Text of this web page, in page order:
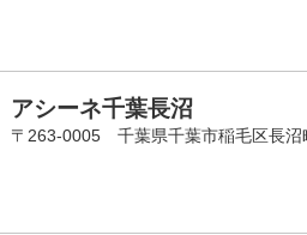
アシーネ千葉長沼
〒263-0005 千葉県千葉市稲毛区長沼